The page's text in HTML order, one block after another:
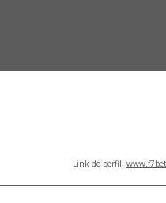
Link do perfil: